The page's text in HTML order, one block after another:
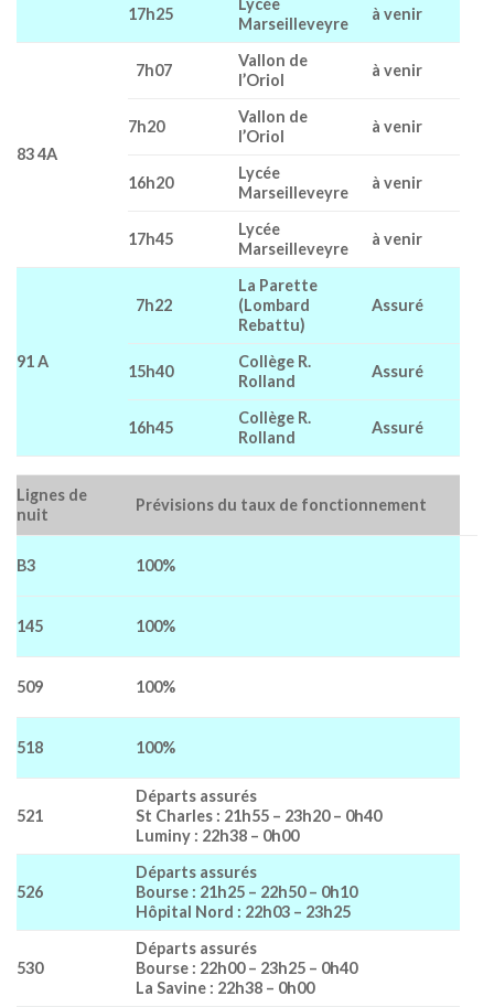
17h25
Marseilleveyre
à venir
83 4A
7h07
Vallon de
l’Oriol
à venir
7h20
Vallon de
l’Oriol
à venir
16h20
Lycée
Marseilleveyre
à venir
17h45
Lycée
Marseilleveyre
à venir
91 A
7h22
La Parette
(Lombard
Rebattu)
Assuré
15h40
Collège R.
Rolland
Assuré
16h45
Collège R.
Rolland
Assuré
Lignes de
nuit
Prévisions du taux de fonctionnement
B3 100%
145 100%
509 100%
518 100%
521
Départs assurés
St Charles : 21h55 – 23h20 – 0h40
Luminy : 22h38 – 0h00
526
Départs assurés
Bourse : 21h25 – 22h50 – 0h10
Hôpital Nord : 22h03 – 23h25
530
Départs assurés
Bourse : 22h00 – 23h25 – 0h40
La Savine : 22h38 – 0h00